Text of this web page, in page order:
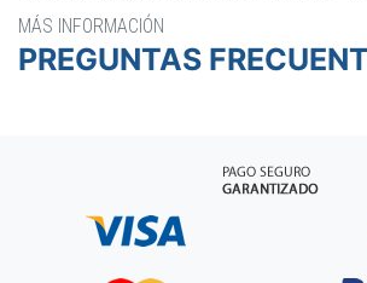
MÁS INFORMACIÓN
PREGUNTAS